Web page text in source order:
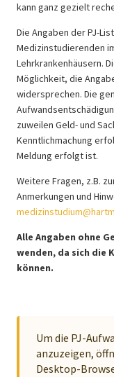
kann ganz gezielt
Die Angaben der PJ-
Medizinstudierenden
Lehrkrankenhäusern.
Möglichkeit, die
widersprechen. Die
zuweilen Geld- und
Kenntlichmachung
Meldung erfolgt ist.
Weitere Fragen, z.B.
Anmerkungen und
Alle Angaben ohne
wenden, da sich die
können.
Um die PJ-
anzuzeigen,
Desktop-